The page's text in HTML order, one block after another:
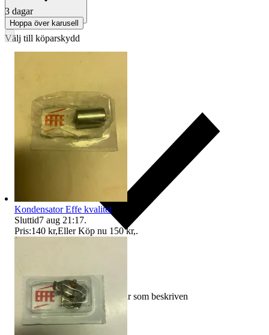
Välj till köparskydd
Ersättning om varan inte är som beskriven
3 dagar
Hoppa över karusell
Kondensator Effe kvalitet
Sluttid7 aug 21:17.
Pris:140 kr,Eller Köp nu 150 kr,.